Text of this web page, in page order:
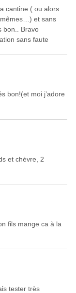
cantine ( ou alors
et sans
bon.. Bravo
sans faute
bon!(et moi j’adore
et chèvre, 2
fils mange ca à la
tester très